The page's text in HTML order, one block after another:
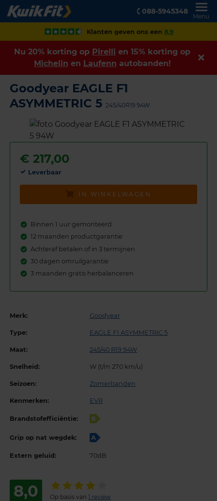
088-5945348
Menu
Klanten geven ons een 8,9
Nu 20% korting op Pirelli en 15% korting op
Michelin en Laufenn autobanden!
Goodyear EAGLE F1
ASYMMETRIC 5 245/40R19 94W
€ 217,00
Leverbaar
IN WINKELWAGEN
Binnen 1 uur gemonteerd
12 maanden productgarantie
Achteraf betalen of in 3 termijnen
30 dagen omruilgarantie
3 maanden gratis herbalanceren
Merk: Goodyear
Type: EAGLE F1 ASYMMETRIC 5
Maat: 245/40 R19 94W
Snelheid: W (t/m 270 km/u)
Seizoen: Zomerbanden
Kenmerken: EVR
Brandstofefficiëntie: B
Grip op nat wegdek: A
Extern geluid: 70dB
8,0 Op basis van 1 review